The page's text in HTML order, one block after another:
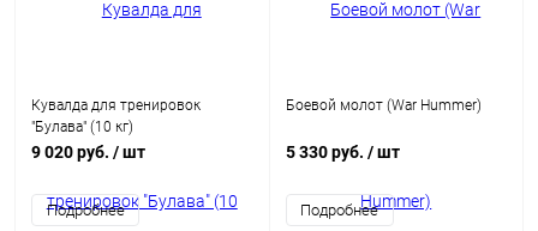
Кувалда для тренировок
"Булава" (10 кг)
9 020 руб. / шт
Подробнее
Боевой молот (War Hummer)
5 330 руб. / шт
Подробнее